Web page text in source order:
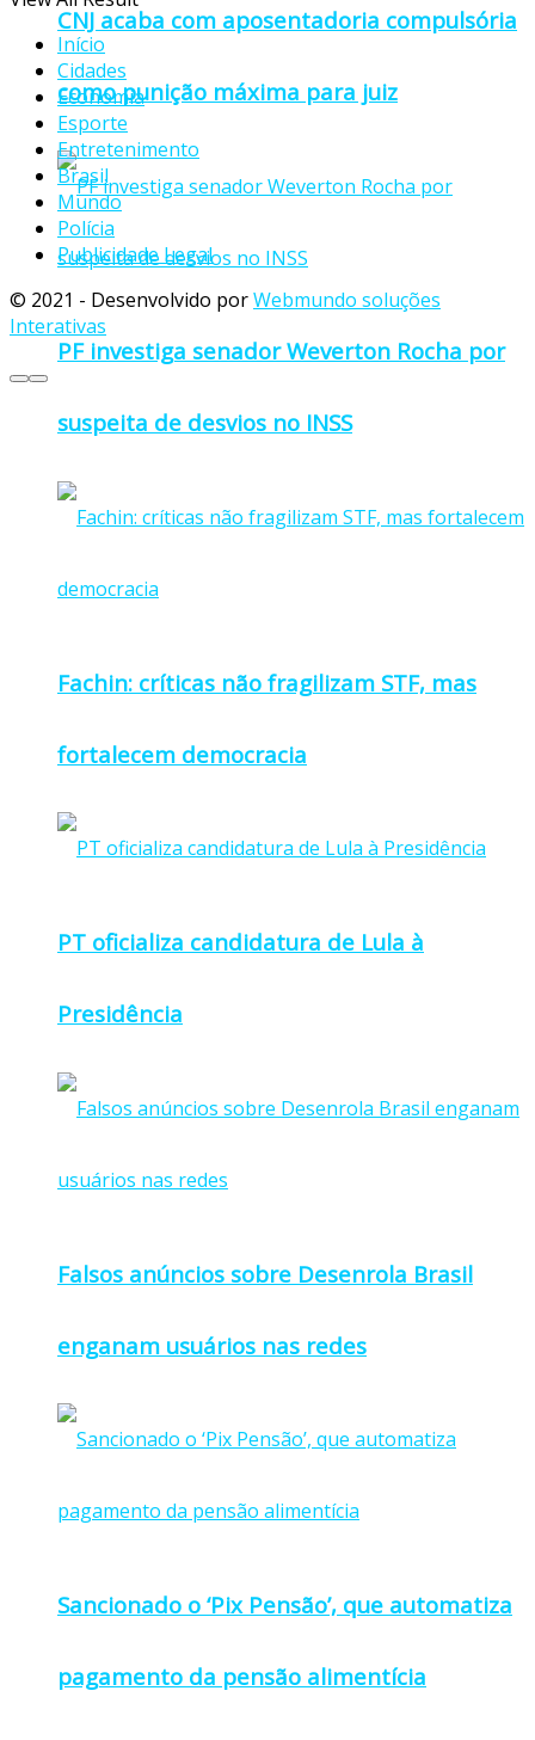
CNJ acaba com aposentadoria compulsória
como punição máxima para juiz
PF investiga senador Weverton Rocha por
suspeita de desvios no INSS
Fachin: críticas não fragilizam STF, mas
fortalecem democracia
PT oficializa candidatura de Lula à
Presidência
Falsos anúncios sobre Desenrola Brasil
enganam usuários nas redes
Sancionado o ‘Pix Pensão’, que automatiza
pagamento da pensão alimentícia
Início
Cidades
Economia
Esporte
Entretenimento
Brasil
Mundo
Polícia
Publicidade Legal
© 2021 - Desenvolvido porWebmundo soluções
Interativas